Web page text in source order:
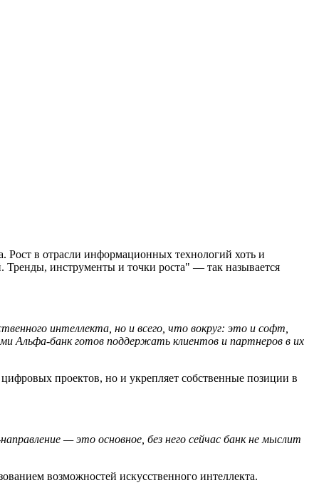
в отрасли информационных технологий хоть и
инструменты и точки роста" — так называется
интеллекта, но и всего, что вокруг: это и софт,
Альфа-банк готов поддержать клиентов и партнеров в их
проектов, но и укрепляет собственные позиции в
— это основное, без него сейчас банк не мыслит
возможностей искусственного интеллекта.